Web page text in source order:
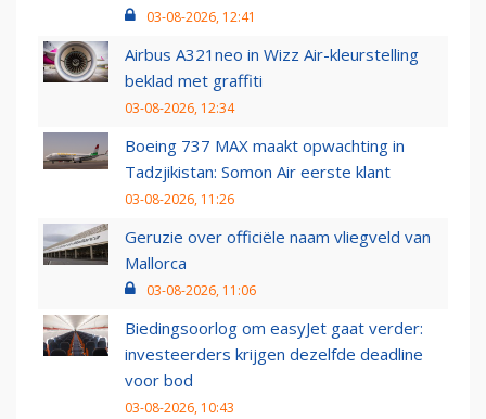
03-08-2026, 12:41
Airbus A321neo in Wizz Air-kleurstelling
beklad met graffiti
03-08-2026, 12:34
Boeing 737 MAX maakt opwachting in
Tadzjikistan: Somon Air eerste klant
03-08-2026, 11:26
Geruzie over officiële naam vliegveld van
Mallorca
03-08-2026, 11:06
Biedingsoorlog om easyJet gaat verder:
investeerders krijgen dezelfde deadline
voor bod
03-08-2026, 10:43